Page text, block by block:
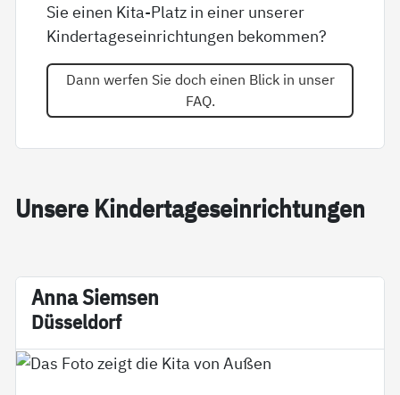
Sie einen Kita-Platz in einer unserer
Kindertageseinrichtungen bekommen?
Dann werfen Sie doch einen Blick in unser
FAQ.
Un­se­re Kin­der­ta­ge­s­ein­rich­tun­gen
An­na Siem­sen
Düs­sel­dorf